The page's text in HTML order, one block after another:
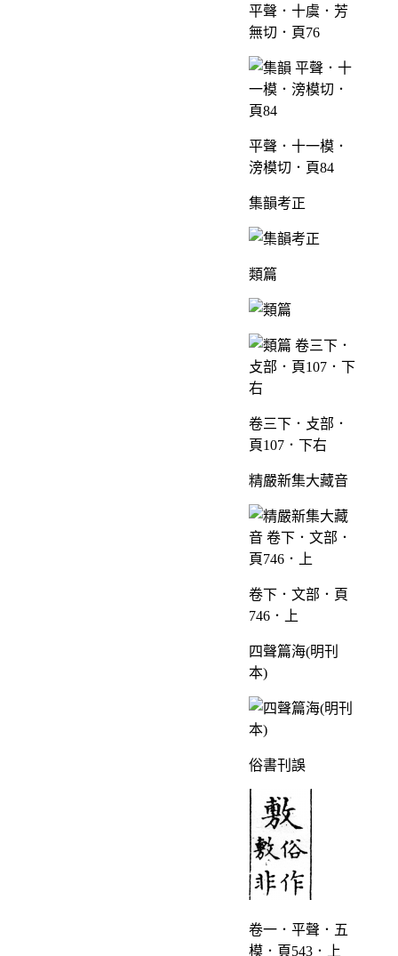
平聲．十虞．芳
無切．頁76
平聲．十一模．
滂模切．頁84
集韻考正
類篇
卷三下．攴部．
頁107．下右
精嚴新集大藏音
卷下．文部．頁
746．上
四聲篇海(明刊
本)
俗書刊誤
卷一．平聲．五
模．頁543．上